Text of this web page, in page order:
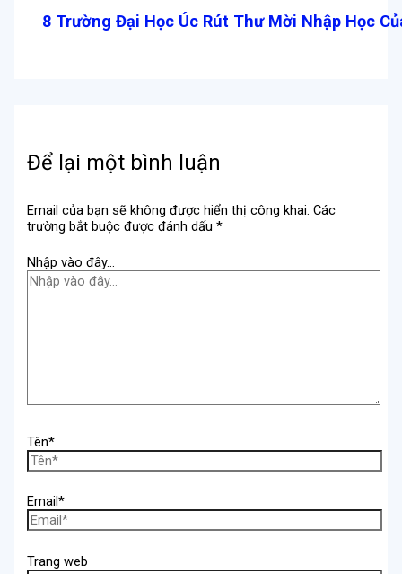
8 Trường Đại Học Úc Rút Thư Mời Nhập Học
Để lại một bình luận
Email của bạn sẽ không được hiển thị công khai. Các
trường bắt buộc được đánh dấu*
Nhập vào đây...
Tên*
Email*
Trang web